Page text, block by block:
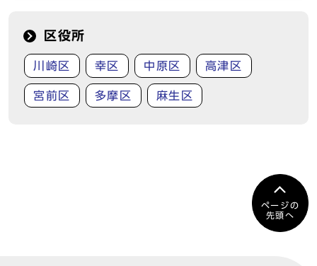
区役所
川崎区 幸区 中原区 高津区
宮前区 多摩区 麻生区
ページの
先頭へ